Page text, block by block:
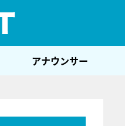
アナウンサー